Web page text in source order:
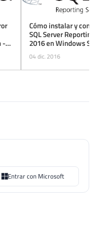
-
Cómo instalar y
SQL Server
2016 en Windows
04 dic. 2016
Entrar con Microsoft